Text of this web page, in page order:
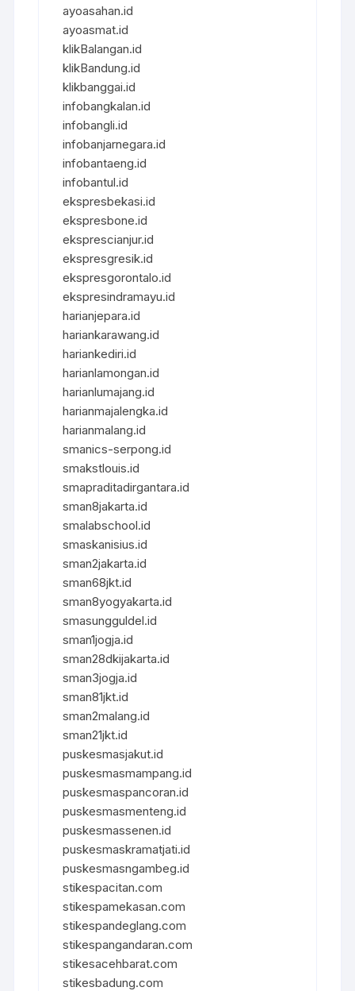
ayoasahan.id
ayoasmat.id
klikBalangan.id
klikBandung.id
klikbanggai.id
infobangkalan.id
infobangli.id
infobanjarnegara.id
infobantaeng.id
infobantul.id
ekspresbekasi.id
ekspresbone.id
eksprescianjur.id
ekspresgresik.id
ekspresgorontalo.id
ekspresindramayu.id
harianjepara.id
hariankarawang.id
hariankediri.id
harianlamongan.id
harianlumajang.id
harianmajalengka.id
harianmalang.id
smanics-serpong.id
smakstlouis.id
smapraditadirgantara.id
sman8jakarta.id
smalabschool.id
smaskanisius.id
sman2jakarta.id
sman68jkt.id
sman8yogyakarta.id
smasungguldel.id
sman1jogja.id
sman28dkijakarta.id
sman3jogja.id
sman81jkt.id
sman2malang.id
sman21jkt.id
puskesmasjakut.id
puskesmasmampang.id
puskesmaspancoran.id
puskesmasmenteng.id
puskesmassenen.id
puskesmaskramatjati.id
puskesmasngambeg.id
stikespacitan.com
stikespamekasan.com
stikespandeglang.com
stikespangandaran.com
stikesacehbarat.com
stikesbadung.com